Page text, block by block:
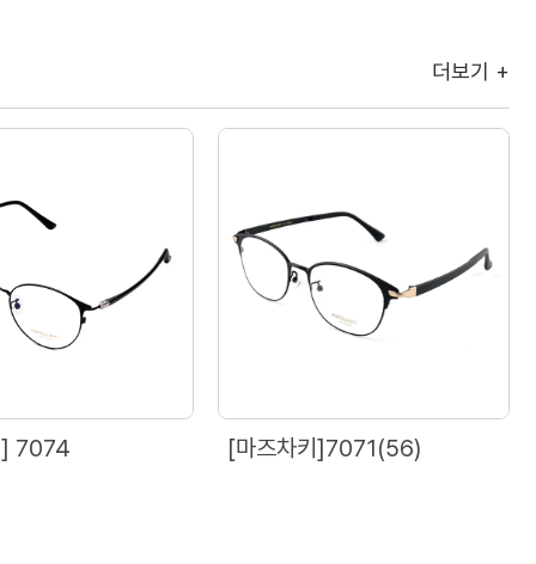
더보기 +
] 7074 [마즈차키]7071(56)